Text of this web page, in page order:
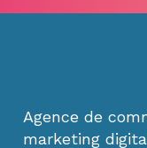
Agence de
marketing